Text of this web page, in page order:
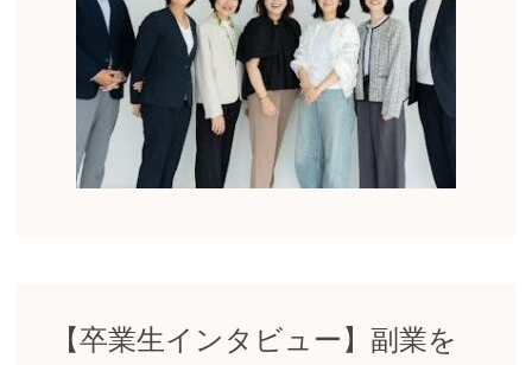
【卒業生インタビュー】副業を